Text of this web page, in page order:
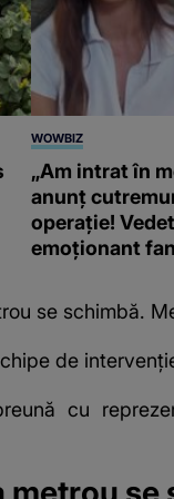
WOWBIZ
„Am intrat în
anunț
operație!
emoționant
se schimbă.
de
cu